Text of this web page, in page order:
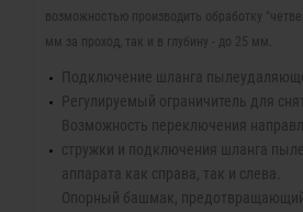
возможностью производить обработку
мм за проход, так и в глубину - до 25 мм.
Подключение шланга
Регулируемый ограничитель для
Возможность переключения
стружки и подключения шланга
аппарата как справа, так и слева.
Опорный башмак,